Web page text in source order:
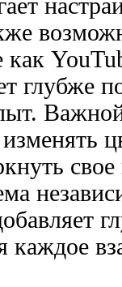
глубже
свое
каждое